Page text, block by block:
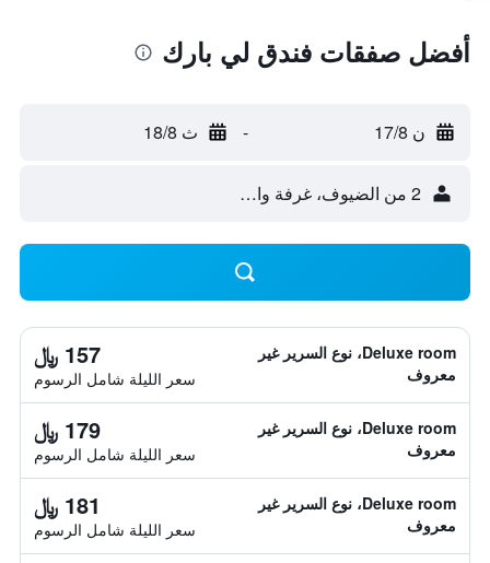
أفضل صفقات فندق لي بارك
ن 17/8 - ث 18/8
2 من الضيوف، غرفة واحدة
Deluxe room، نوع السرير غير
معروف
157 ﷼
سعر الليلة شامل الرسوم
Deluxe room، نوع السرير غير
معروف
179 ﷼
سعر الليلة شامل الرسوم
Deluxe room، نوع السرير غير
معروف
181 ﷼
سعر الليلة شامل الرسوم